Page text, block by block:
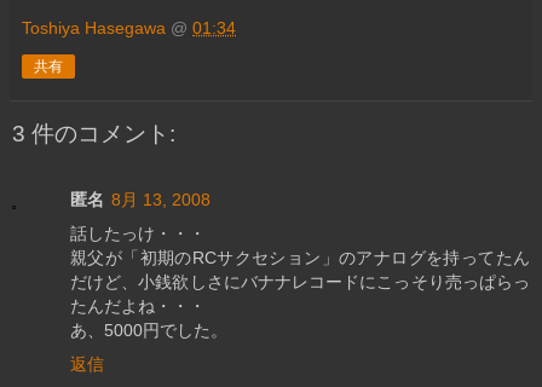
Toshiya Hasegawa @ 01:34
共有
3 件のコメント:
匿名 8月 13, 2008
話したっけ・・・
親父が「初期のRCサクセション」のアナログを持ってたん
だけど、小銭欲しさにバナナレコードにこっそり売っぱらっ
たんだよね・・・
あ、5000円でした。
返信